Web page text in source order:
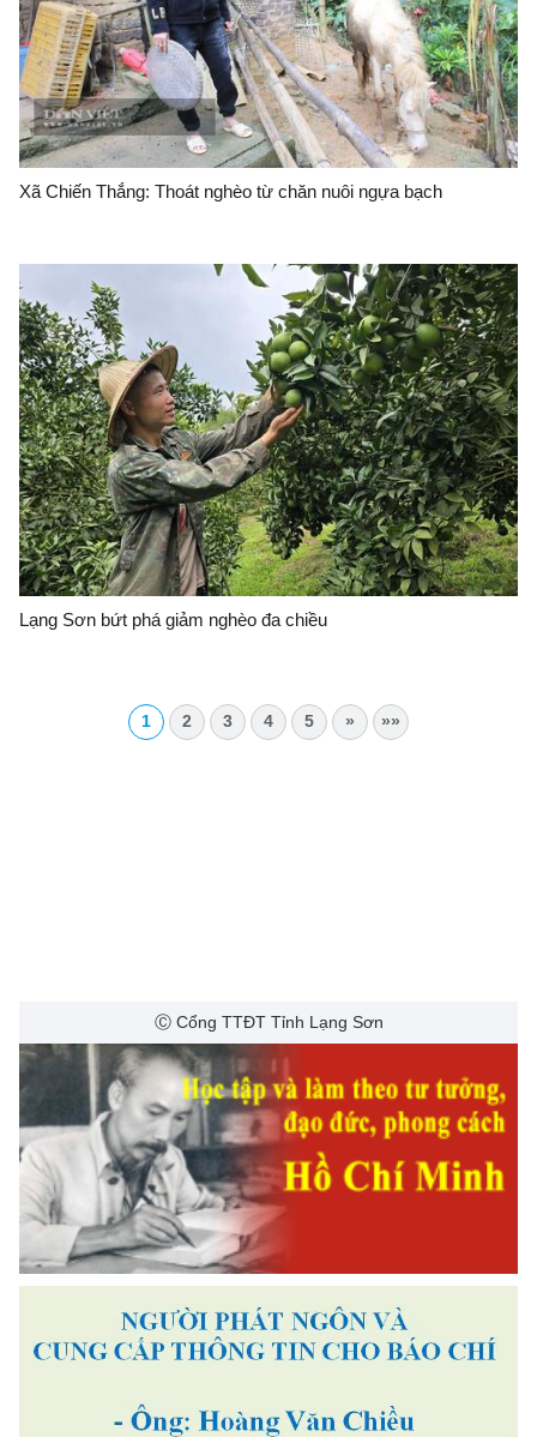
Xã Chiến Thắng: Thoát nghèo từ chăn nuôi ngựa bạch
Lạng Sơn bứt phá giảm nghèo đa chiều
1 2 3 4 5 » »»
Ⓒ Cổng TTĐT Tỉnh Lạng Sơn